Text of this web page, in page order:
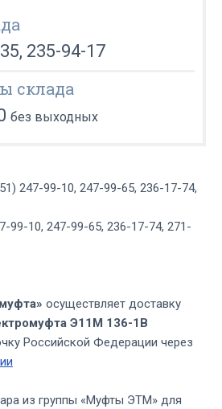
235-94-17
склада
без выходных
247-99-10, 247-99-65, 236-17-74,
99-10, 247-99-65, 236-17-74, 271-
осуществляет доставку
Э11М 136-1В
Российской Федерации через
из группы «Муфты ЭТМ» для